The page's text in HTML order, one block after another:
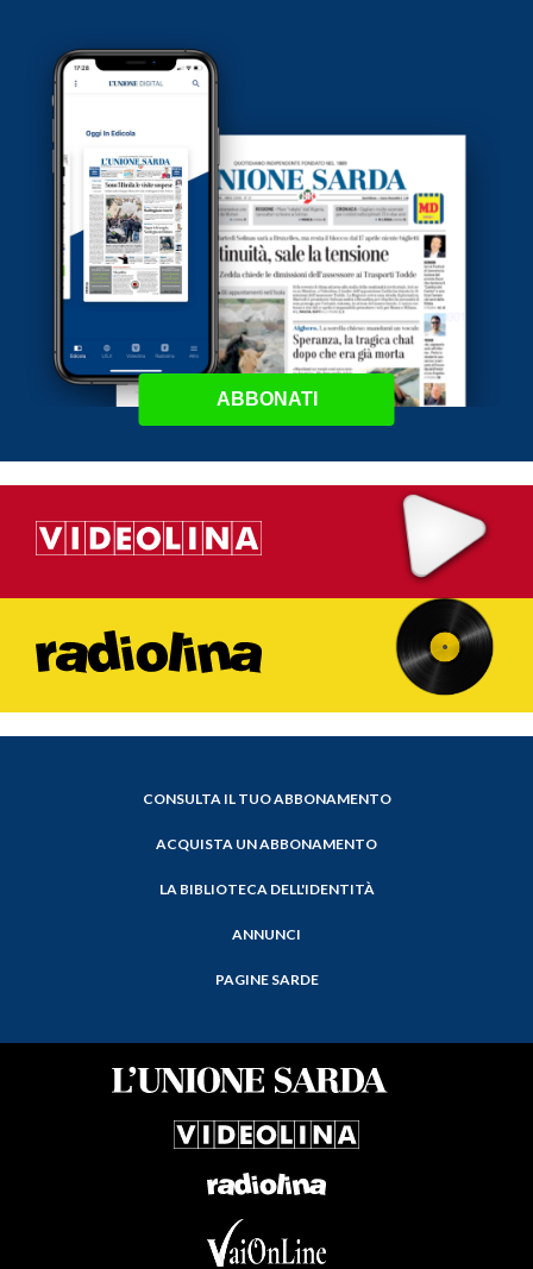
ABBONATI
CONSULTA IL TUO ABBONAMENTO
ACQUISTA UN ABBONAMENTO
LA BIBLIOTECA DELL'IDENTITÀ
ANNUNCI
PAGINE SARDE